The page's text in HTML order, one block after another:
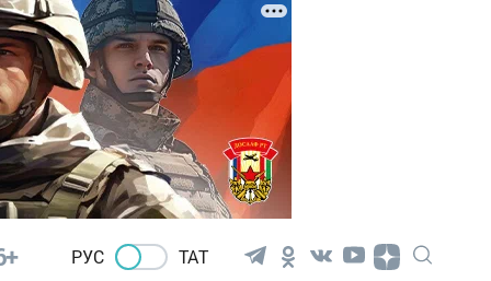
РУС ТАТ